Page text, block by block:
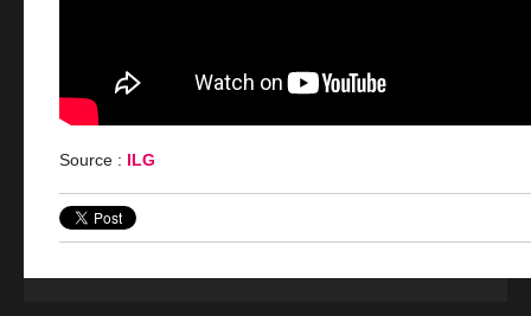
Source : ILG